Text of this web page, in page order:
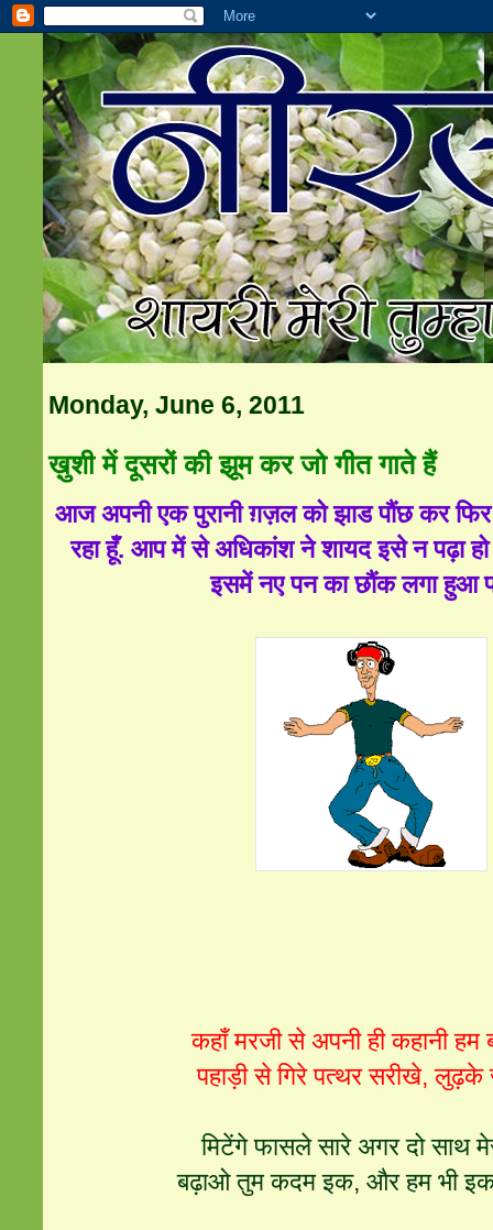
Monday, June 6, 2011
ख़ुशी में दूसरों की झूम कर जो गीत गाते हैं
आज अपनी एक पुरानी ग़ज़ल को झाड पौंछ कर
रहा हूँ. आप में से अधिकांश ने शायद इसे न पढ़ा हो
इसमें नए पन का छौंक लगा हुआ
कहाँ मरजी से अपनी ही कहानी हम
पहाड़ी से गिरे पत्थर सरीखे, लुढ़के
मिटेंगे फासले सारे अगर दो साथ
बढ़ाओ तुम कदम इक, और हम भी इक